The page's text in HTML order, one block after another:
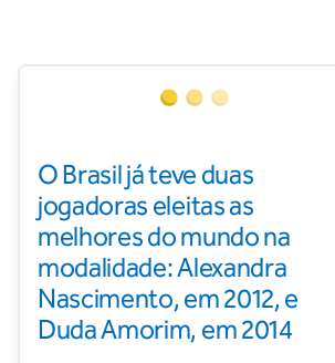
O Brasil já teve duas
jogadoras eleitas as
melhores do mundo na
modalidade: Alexandra
Nascimento, em 2012, e
Duda Amorim, em 2014